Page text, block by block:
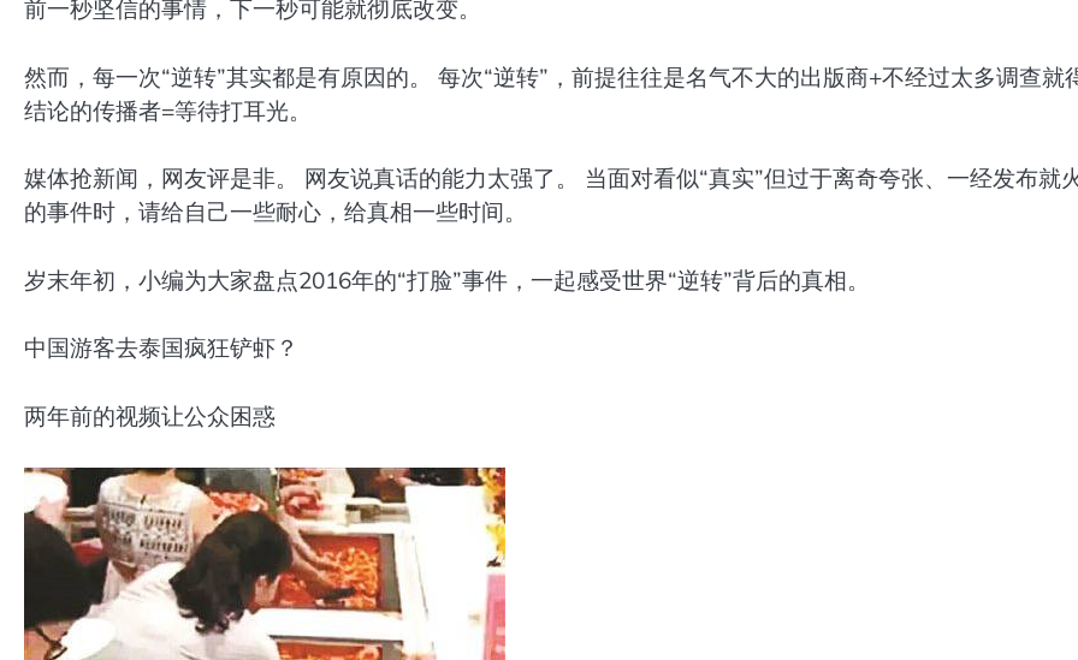
前一秒坚信的事情，下一秒可能就彻底改变。
然而，每一次“逆转”其实都是有原因的。 每次“逆转”，前提往往是名气不大的出版商+不经过太多调查就
结论的传播者=等待打耳光。
媒体抢新闻，网友评是非。 网友说真话的能力太强了。 当面对看似“真实”但过于离奇夸张、一经发布就
的事件时，请给自己一些耐心，给真相一些时间。
岁末年初，小编为大家盘点2016年的“打脸”事件，一起感受世界“逆转”背后的真相。
中国游客去泰国疯狂铲虾？
两年前的视频让公众困惑